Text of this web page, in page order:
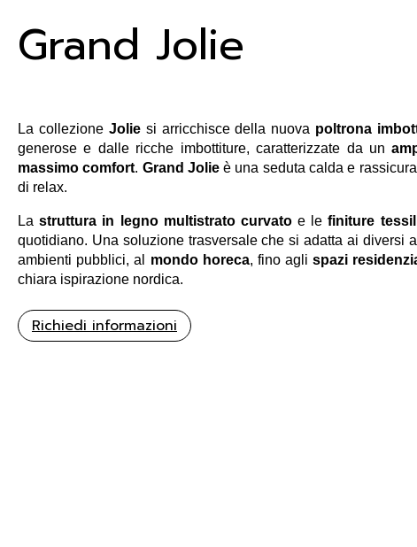
Grand Jolie
La collezione Joliesi arricchisce della nuova poltrona
generose e dalle ricche imbottiture, caratterizzate da un
massimo comfort. Grand Jolieè una seduta calda e
di relax.
Lastruttura in legno multistrato curvatoe lefiniture
quotidiano. Una soluzione trasversale che si adatta ai diversi
ambienti pubblici, al mondo horeca, fino aglispazi
chiara ispirazione nordica.
Richiedi informazioni